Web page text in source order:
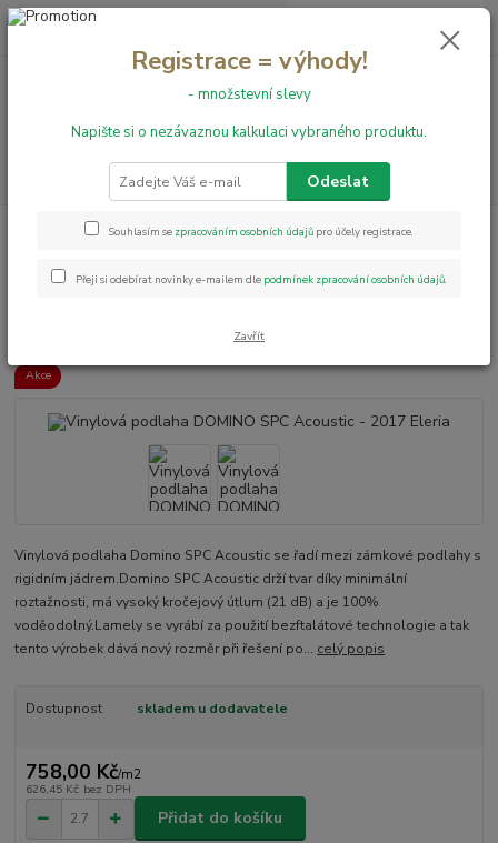
+420 731 199 591 0,00 Kč
Vinylové podlahy
Vinylová podlaha DOMINO SPC Acoustic - 2017
Vinylová podlaha DOMINO SPC
Acoustic - 2017 Eleria
Akce
Vinylová podlaha Domino SPC Acoustic se řadí mezi zámkové podlahy s
rigidním jádrem.Domino SPC Acoustic drží tvar díky minimální
roztažnosti, má vysoký kročejový útlum (21 dB) a je 100%
voděodolný.Lamely se vyrábí za použití bezftalátové technologie a tak
tento výrobek dává nový rozměr při řešení po... celý popis
Dostupnost skladem u dodavatele
758,00 Kč/m2
626,45 Kč bez DPH
Přidat do košíku
Registrace = výhody!
- množstevní slevy
Napište si o nezávaznou kalkulaci vybraného produktu.
Odeslat
Souhlasím se zpracováním osobních údajů pro účely registrace.
Přeji si odebírat novinky e-mailem dle podmínek zpracování osobních údajů.
Zavřít